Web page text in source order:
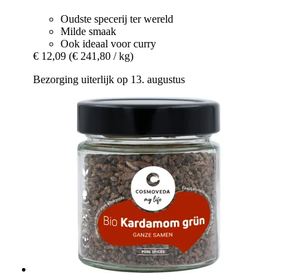
Oudste specerij ter wereld
Milde smaak
Ook ideaal voor curry
€ 12,09 (€ 241,80 / kg)
Bezorging uiterlijk op 13. augustus